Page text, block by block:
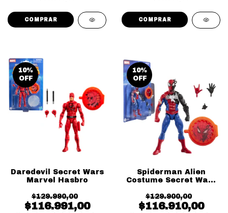
10%
OFF
Daredevil Secret Wars
Marvel Hasbro
$129.990,00
$116.991,00
10%
OFF
Spiderman Alien
Costume Secret Wars
$129.900,00
$116.910,00